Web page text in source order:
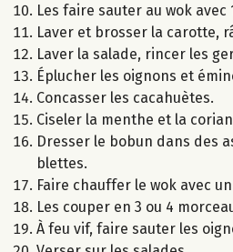
Les faire sauter au wok
Laver et brosser la carotte,
Laver la salade, rincer les
Éplucher les oignons et
Concasser les cacahuètes.
Ciseler la menthe et la
Dresser le bobun dans des
blettes.
Faire chauffer le wok avec
Les couper en 3 ou 4
À feu vif, faire sauter les